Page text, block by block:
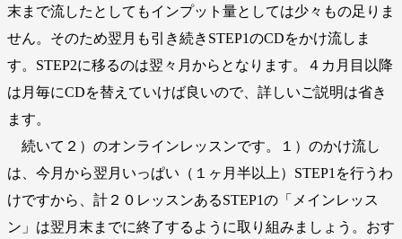
末まで流したとしてもインプット量としては少々もの足りま
せん。そのため翌月も引き続きSTEP1のCDをかけ流しま
す。STEP2に移るのは翌々月からとなります。４カ月目以降
は月毎にCDを替えていけば良いので、詳しいご説明は省き
ます。
続いて２）のオンラインレッスンです。１）のかけ流し
は、今月から翌月いっぱい（１ヶ月半以上）STEP1を行うわ
けですから、計２０レッスンあるSTEP1の「メインレッス
ン」は翌月末までに終了するように取り組みましょう。おす